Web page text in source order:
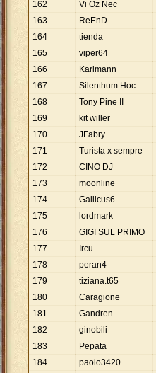
162
Vi Oz Nec
163
ReEnD
164
tienda
165
viper64
166
Karlmann
167
Silenthum Hoc
168
Tony Pine II
169
kit willer
170
JFabry
171
Turista x sempre
172
CINO DJ
173
moonline
174
Gallicus6
175
lordmark
176
GIGI SUL PRIMO
177
Ircu
178
peran4
179
tiziana.t65
180
Caragione
181
Gandren
182
ginobili
183
Pepata
184
paolo3420